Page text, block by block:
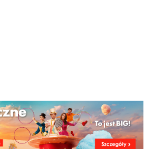
/Z życia miasta/
protesty ws. przyjazdu Agnieszki Holland
PinterestTumblr
0 Reddit Share